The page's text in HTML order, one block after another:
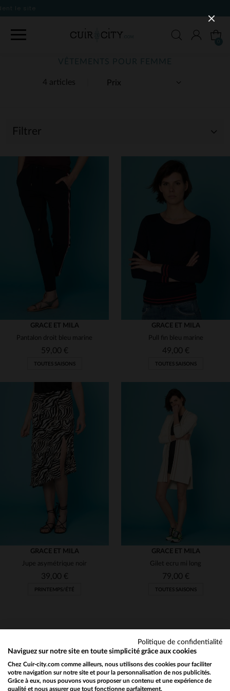
4 articles
VÊTEMENTS POUR FEMME
Filtrer
(91)
(8)
(46)
(2)
(1)
(9)
TAILLES DISPONIBLES
S M L
GRACE ET MILA
Pantalon droit bleu marine
59,00 €
TOUTES SAISONS
TAILLES DISPONIBLES
GRACE ET MILA
Pull fin bleu marine
49,00 €
TOUTES SAISONS
TAILLES DISPONIBLES
GRACE ET MILA
Jupe asymétrique noir
39,00 €
PRINTEMPS/ÉTÉ
TAILLES DISPONIBLES
GRACE ET MILA
Gilet ecru mi long
79,00 €
TOUTES SAISONS
NEWSLETTER
Recevez par mail nos promos
Politique de confidentialité
Naviguez sur notre site en toute simplicité grâce aux cookies
Chez Cuir-city.com comme ailleurs, nous utilisons des cookies pour faciliter
votre navigation sur notre site et pour la personnalisation de nos publicités.
Grâce à eux, nous pouvons vous proposer un contenu et une expérience de
qualité et nous assurer que tout fonctionne parfaitement.